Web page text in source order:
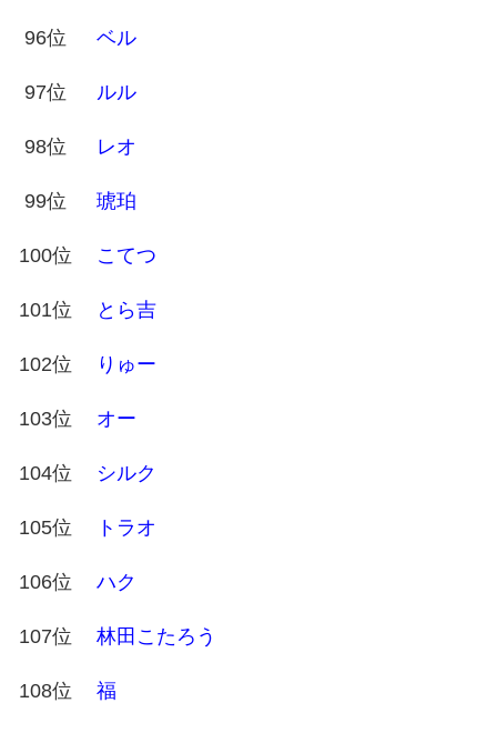
96位 ベル
97位 ルル
98位 レオ
99位 琥珀
100位 こてつ
101位 とら吉
102位 りゅー
103位 オー
104位 シルク
105位 トラオ
106位 ハク
107位 林田こたろう
108位 福